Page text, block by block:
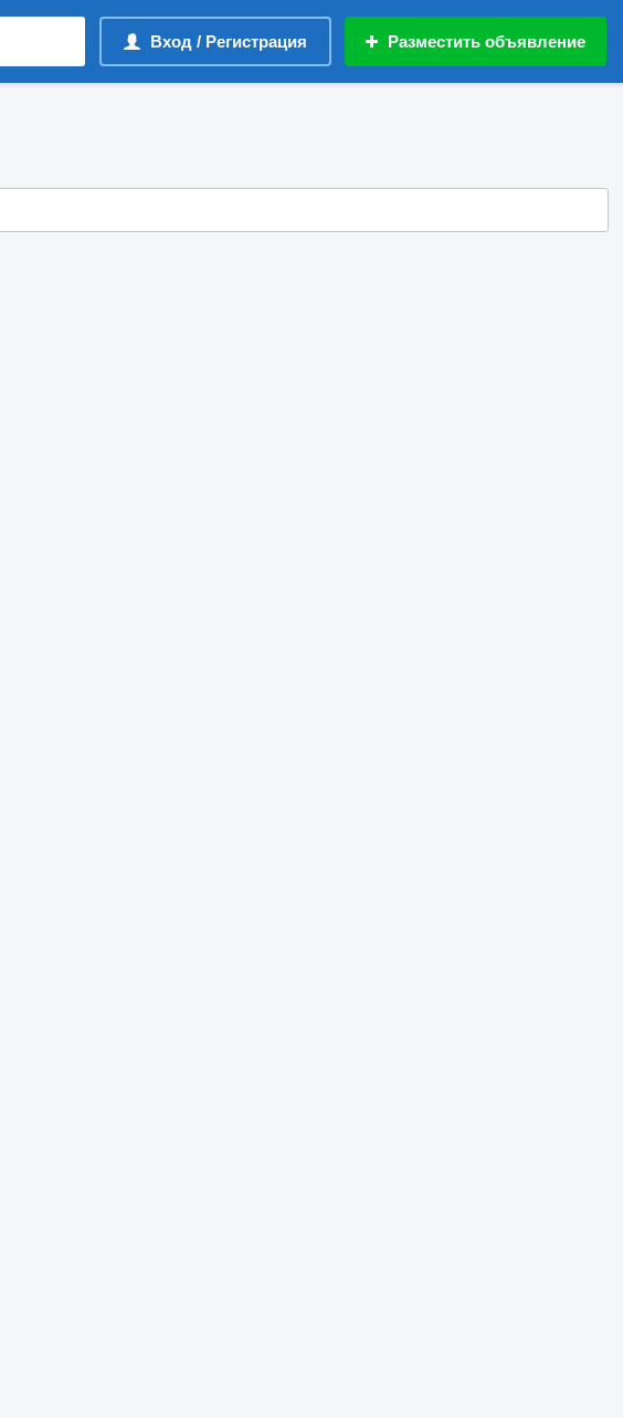
Вход / Регистрация Разместить объявление